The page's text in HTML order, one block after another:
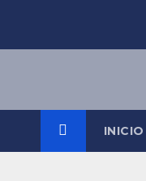
INICIO